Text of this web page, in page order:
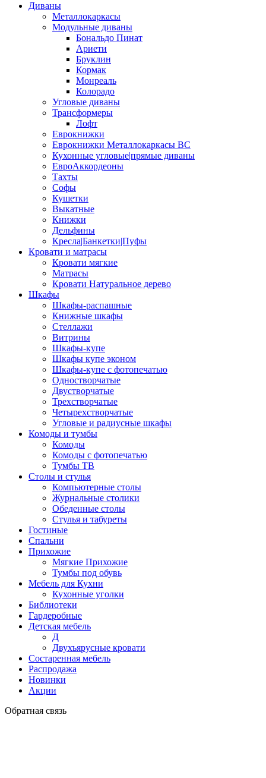
Диваны
Металлокаркасы
Модульные диваны
Бональдо Пинат
Ариети
Бруклин
Кормак
Монреаль
Колорадо
Угловые диваны
Трансформеры
Лофт
Еврокнижки
Еврокнижки Металлокаркасы ВС
Кухонные угловые|прямые диваны
ЕвроАккордеоны
Тахты
Софы
Кушетки
Выкатные
Книжки
Дельфины
Кресла|Банкетки|Пуфы
Кровати и матрасы
Кровати мягкие
Матрасы
Кровати Натуральное дерево
Шкафы
Шкафы-распашные
Книжные шкафы
Стеллажи
Витрины
Шкафы-купе
Шкафы купе эконом
Шкафы-купе с фотопечатью
Одностворчатые
Двустворчатые
Трехстворчатые
Четырехстворчатые
Угловые и радиусные шкафы
Комоды и тумбы
Комоды
Комоды с фотопечатью
Тумбы ТВ
Столы и стулья
Компьютерные столы
Журнальные столики
Обеденные столы
Стулья и табуреты
Гостиные
Спальни
Прихожие
Мягкие Прихожие
Тумбы под обувь
Мебель для Кухни
Кухонные уголки
Библиотеки
Гардеробные
Детская мебель
Д
Двухъярусные кровати
Состаренная мебель
Распродажа
Новинки
Акции
Обратная связь